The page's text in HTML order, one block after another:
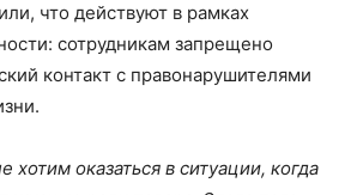
что действуют в рамках
сотрудникам запрещено
контакт с правонарушителями
хотим оказаться в ситуации, когда